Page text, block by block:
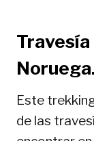
Noruega.
Este
de las